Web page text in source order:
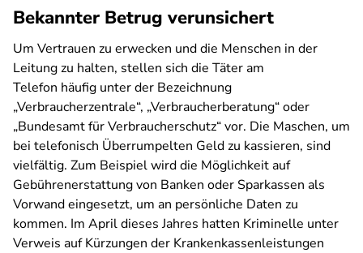
Bekannter Betrug verunsichert
Um Vertrauen zu erwecken und die Menschen in der
Leitung zu halten, stellen sich die Täter am
Telefon häufig unter der Bezeichnung
„Verbraucherzentrale“, „Verbraucherberatung“ oder
„Bundesamt für Verbraucherschutz“ vor. Die Maschen, um
bei telefonisch Überrumpelten Geld zu kassieren, sind
vielfältig. Zum Beispiel wird die Möglichkeit auf
Gebührenerstattung von Banken oder Sparkassen als
Vorwand eingesetzt, um an persönliche Daten zu
kommen. Im April dieses Jahres hatten Kriminelle unter
Verweis auf Kürzungen der Krankenkassenleistungen